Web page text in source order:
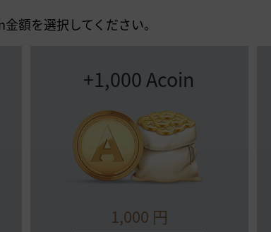
額を選択してください。
+1,000 Acoin
1,000 円